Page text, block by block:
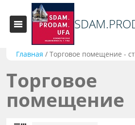
Главная /Торговое помещение -
Торговое
помещение